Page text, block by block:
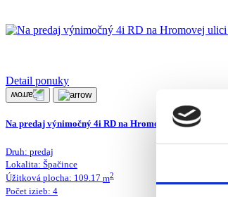
Detail ponuky
Na predaj výnimočný 4i RD na Hromovej ulici v
Druh: predaj
Lokalita: Špačince
Úžitková plocha: 109.17 m2
Počet izieb: 4